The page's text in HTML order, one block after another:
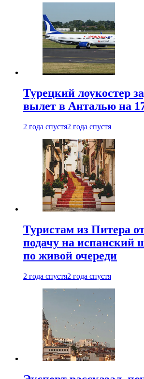
Турецкий лоукостер
вылет в Анталью на
2 года спустя2 года спустя
Туристам из Питера
подачу на испанский
по живой очереди
2 года спустя2 года спустя